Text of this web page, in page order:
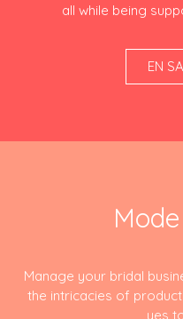
all while being
EN
Manage your bridal
the intricacies of
yes